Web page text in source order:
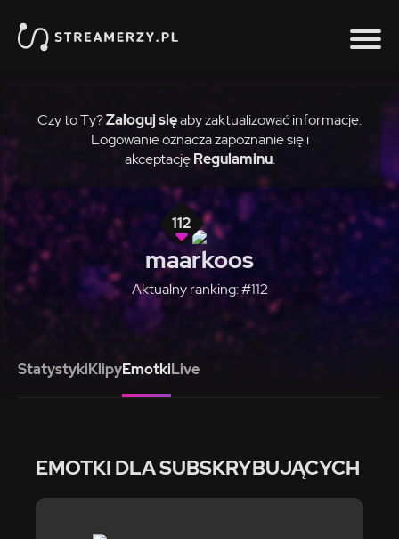
Czy to Ty?Zaloguj sięaby zaktualizować informacje.
Logowanie oznacza zapoznanie się i
akceptację Regulaminu.
112
maarkoos
Aktualny ranking: #112
StatystykiKlipyEmotkiLive
EMOTKI DLA SUBSKRYBUJĄCYCH